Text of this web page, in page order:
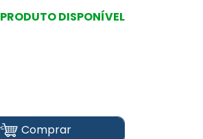
PRODUTO DISPONÍVEL
Comprar